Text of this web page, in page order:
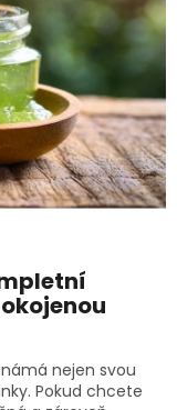
nejen svou
Pokud chcete